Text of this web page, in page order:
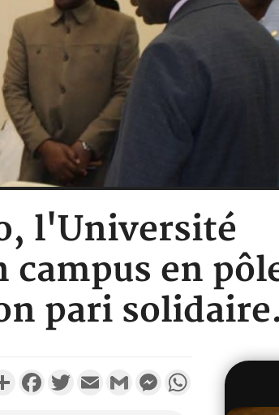
l'Université
en
pari
PartagerFacebookTwitterEmail Gmail MessengerWhatsApp